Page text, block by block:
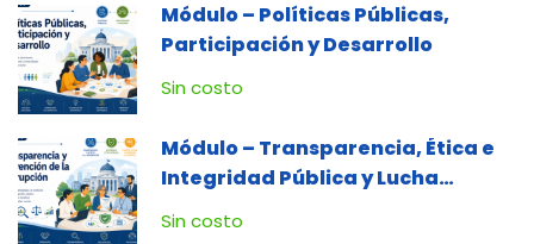
Módulo – Políticas Públicas,
Participación y Desarrollo
Sin costo
Módulo – Transparencia, Ética e
Integridad Pública y Lucha
Contra la Corrupción
Sin costo